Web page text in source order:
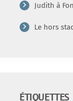
Judith à
Le hors
ÉTIQUETTES